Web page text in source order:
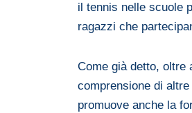
il tennis nelle scuole
ragazzi che
Come già detto, oltre
comprensione di
promuove anche la